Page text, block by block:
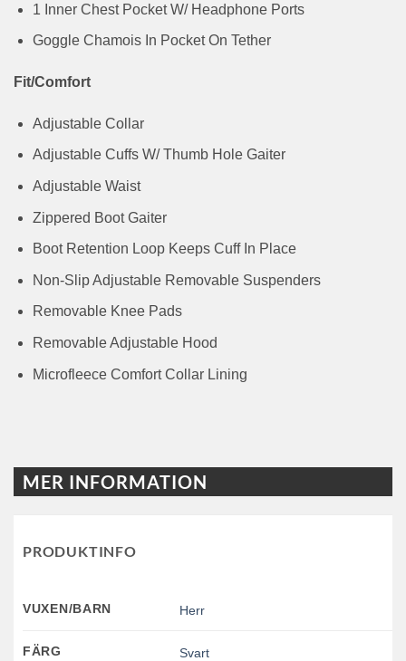
1 Inner Chest Pocket W/ Headphone Ports
Goggle Chamois In Pocket On Tether
Fit/Comfort
Adjustable Collar
Adjustable Cuffs W/ Thumb Hole Gaiter
Adjustable Waist
Zippered Boot Gaiter
Boot Retention Loop Keeps Cuff In Place
Non-Slip Adjustable Removable Suspenders
Removable Knee Pads
Removable Adjustable Hood
Microfleece Comfort Collar Lining
MER INFORMATION
PRODUKTINFO
VUXEN/BARN Herr
FÄRG Svart